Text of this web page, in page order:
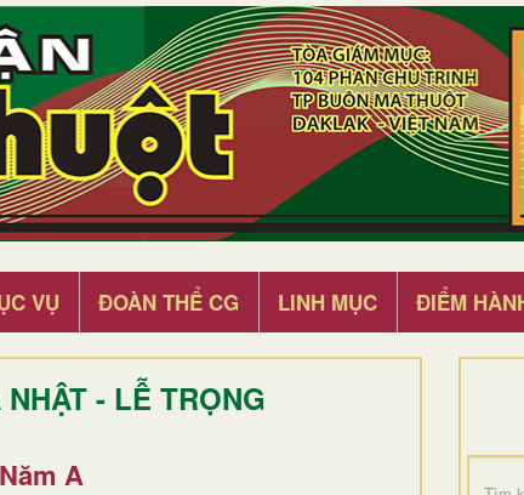
VỤ ĐOÀN THỂ CG LINH MỤC ĐIỂM
- LỄ TRỌNG
A